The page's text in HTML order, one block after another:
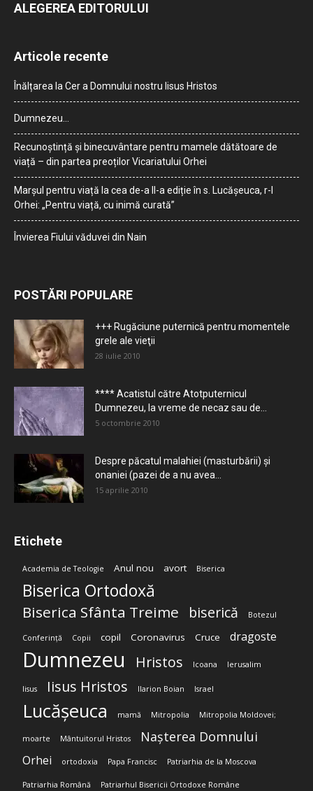
ALEGEREA EDITORULUI
Articole recente
Înălțarea la Cer a Domnului nostru Iisus Hristos
Dumnezeu…
Recunoștință și binecuvântare pentru mamele dătătoare de
viață – din partea preoților Vicariatului Orhei
Marșul pentru viață la cea de-a II-a ediție în s. Lucășeuca, r-l
Orhei: „Pentru viață, cu inimă curată”
Învierea Fiului văduvei din Nain
POSTĂRI POPULARE
+++ Rugăciune puternică pentru momentele
grele ale vieţii
28 iulie 2010
**** Acatistul către Atotputernicul
Dumnezeu, la vreme de necaz sau de...
5 octombrie 2010
Despre păcatul malahiei (masturbării) şi
onaniei (pazei de a nu avea...
15 aprilie 2010
Etichete
Academia de Teologie Anul nou avort Biserica
Biserica Ortodoxă
Biserica Sfânta Treime biserică Botezul
Conferință Copii copil Coronavirus Cruce dragoste
Dumnezeu Hristos Icoana Ierusalim
Iisus Iisus Hristos Ilarion Boian Israel
Lucășeuca mamă Mitropolia Mitropolia Moldovei;
moarte Mântuitorul Hristos Nașterea Domnului
Orhei ortodoxia Papa Francisc Patriarhia de la Moscova
Patriarhia Română Patriarhul Bisericii Ortodoxe Române